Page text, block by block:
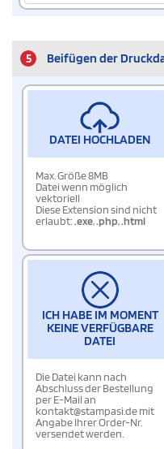
5 Beifügen der
DATEI HOCHLADEN
Max. Größe 8MB
Datei wenn möglich
vektoriell
Diese Extension sind nicht
erlaubt:.exe,.php,.html
ICH HABE IM MOMENT
KEINE VERFÜGBARE
DATEI
Die Datei kann nach
Abschluss der Bestellung
per E-Mail an
kontakt@stampasi.de mit
Angabe Ihrer Order-Nr.
versendet werden.